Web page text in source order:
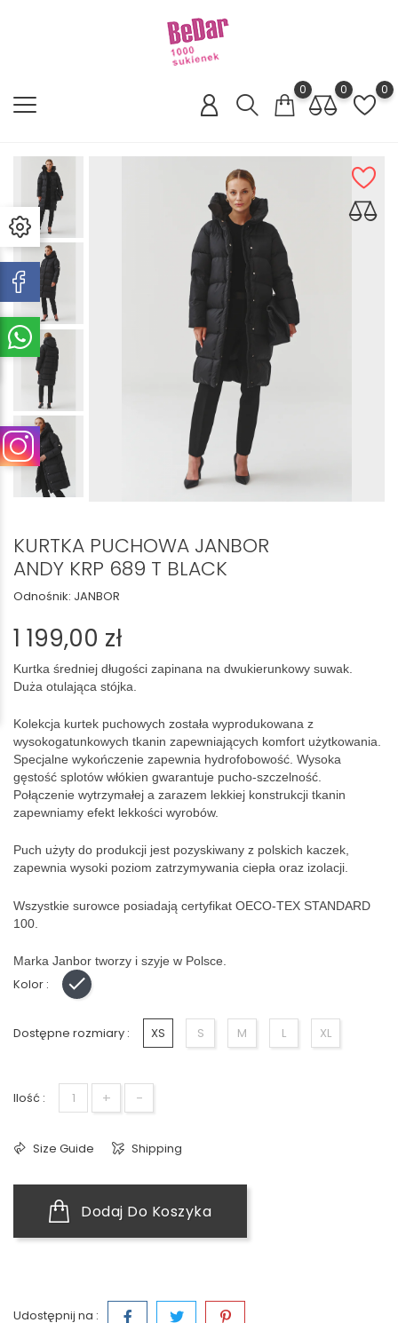
0 0 0
KURTKA PUCHOWA JANBOR
ANDY KRP 689 T BLACK
Odnośnik: JANBOR
1 199,00 zł
Kurtka średniej długości zapinana na dwukierunkowy suwak.
Duża otulająca stójka.
Kolekcja kurtek puchowych została wyprodukowana z
wysokogatunkowych tkanin zapewniających komfort użytkowania.
Specjalne wykończenie zapewnia hydrofobowość. Wysoka
gęstość splotów włókien gwarantuje pucho-szczelność.
Połączenie wytrzymałej a zarazem lekkiej konstrukcji tkanin
zapewniamy efekt lekkości wyrobów.
Puch użyty do produkcji jest pozyskiwany z polskich kaczek,
zapewnia wysoki poziom zatrzymywania ciepła oraz izolacji.
Wszystkie surowce posiadają certyfikat OECO-TEX STANDARD
100.
Marka Janbor tworzy i szyje w Polsce.
Kolor : Czarny
Dostępne rozmiary : XS S M L XL
Ilość : + -
Size Guide Shipping
Dodaj Do Koszyka
Udostępnij na :